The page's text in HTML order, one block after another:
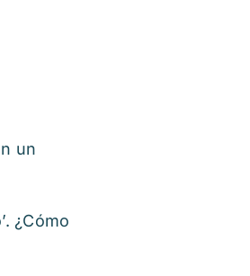
un
¿Cómo